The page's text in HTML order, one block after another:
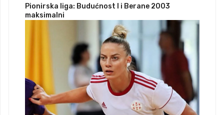
Pionirska liga: Budućnost I i Berane 2003
maksimalni